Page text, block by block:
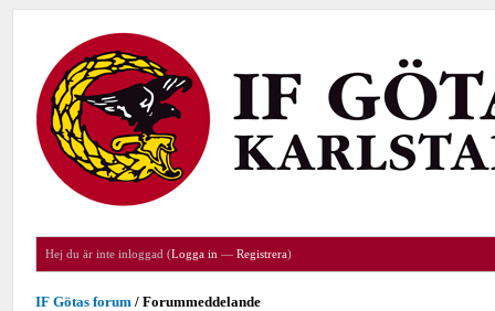
Hej du är inte inloggad (Logga in —Registrera)
IF Götas forum /Forummeddelande